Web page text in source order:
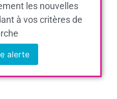
les nouvelles
à vos critères de
alerte